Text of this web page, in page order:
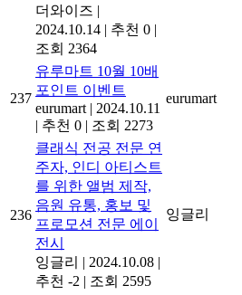
더와이즈 |
2024.10.14 | 추천 0 |
조회 2364
237
유루마트 10월 10배
포인트 이벤트
eurumart | 2024.10.11
| 추천 0 | 조회 2273
eurumart
236
클래식 전공 전문 연
주자, 인디 아티스트
를 위한 앨범 제작,
음원 유통, 홍보 및
프로모션 전문 에이
전시
잉글리 | 2024.10.08 |
추천 -2 | 조회 2595
잉글리